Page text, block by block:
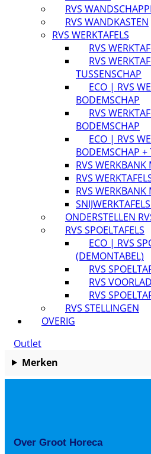
RVS
RVS WANDKASTEN
RVS WERKTAFELS
RVS
RVS
TUSSENSCHAP
ECO | RVS
BODEMSCHAP
RVS
BODEMSCHAP
ECO | RVS
BODEMSCHAP +
RVS WERKBANK
RVS
RVS WERKBANK
ONDERSTELLEN
RVS SPOELTAFELS
ECO | RVS
(DEMONTABEL)
RVS
RVS
RVS
RVS STELLINGEN
OVERIG
Outlet
Merken
Over Groot Horeca